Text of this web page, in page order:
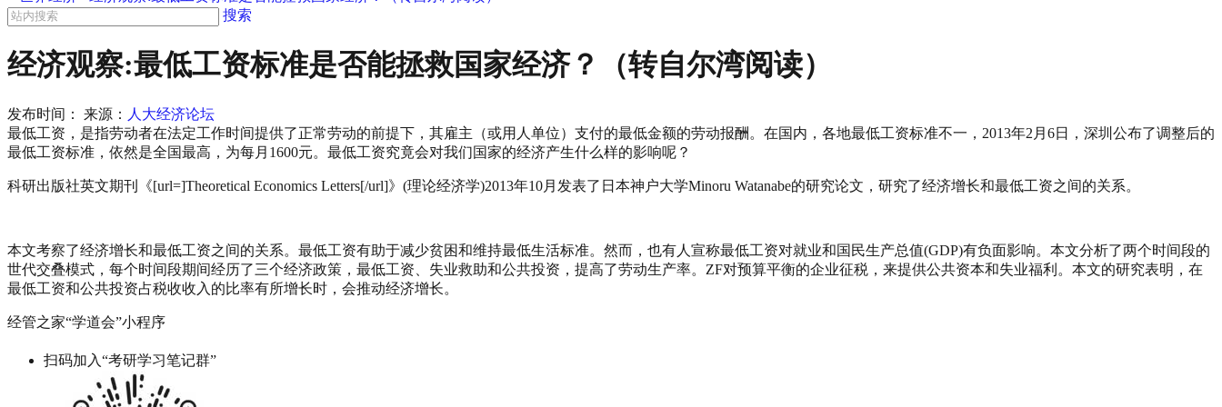
搜索
经济观察:最低工资标准是否能拯救国家经济？（转自尔湾阅读）
发布时间： 来源： 人大经济论坛
最低工资，是指劳动者在法定工作时间提供了正常劳动的前提下，其雇主（或用人单位）支付的最低金额的劳动报酬。在国内，各地最低工资标准不一，2013年2月6日，深圳公布了调整后的
最低工资标准，依然是全国最高，为每月1600元。最低工资究竟会对我们国家的经济产生什么样的影响呢？
科研出版社英文期刊《[url=]Theoretical Economics Letters[/url]》 (理论经济学)2013年10月发表了日本神户大学Minoru Watanabe的研究论文，研究了经济增长和最低工资之间的关系。
本文考察了经济增长和最低工资之间的关系。最低工资有助于减少贫困和维持最低生活标准。然而，也有人宣称最低工资对就业和国民生产总值(GDP)有负面影响。本文分析了两个时间段的
世代交叠模式，每个时间段期间经历了三个经济政策，最低工资、失业救助和公共投资，提高了劳动生产率。ZF对预算平衡的企业征税，来提供公共资本和失业福利。本文的研究表明，在
最低工资和公共投资占税收收入的比率有所增长时，会推动经济增长。
经管之家“学道会”小程序
扫码加入“考研学习笔记群”